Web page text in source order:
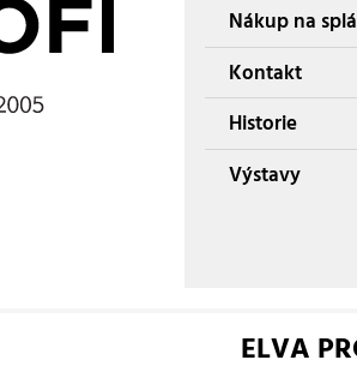
Nákup na
Kontakt
Historie
Výstavy
ELVA